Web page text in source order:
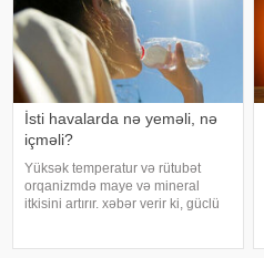
İsti havalarda nə yeməli, nə
içməli?
Yüksək temperatur və rütubət
orqanizmdə maye və mineral
itkisini artırır. xəbər verir ki, güclü